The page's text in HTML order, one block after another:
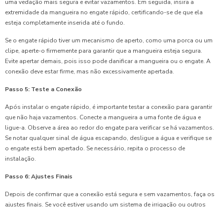
uma vedação mais segura e evitar vazamentos. Em seguida, insira a
extremidade da mangueira no engate rápido, certificando-se de que ela
esteja completamente inserida até o fundo.
Se o engate rápido tiver um mecanismo de aperto, como uma porca ou um
clipe, aperte-o firmemente para garantir que a mangueira esteja segura.
Evite apertar demais, pois isso pode danificar a mangueira ou o engate. A
conexão deve estar firme, mas não excessivamente apertada.
Passo 5: Teste a Conexão
Após instalar o engate rápido, é importante testar a conexão para garantir
que não haja vazamentos. Conecte a mangueira a uma fonte de água e
ligue-a. Observe a área ao redor do engate para verificar se há vazamentos.
Se notar qualquer sinal de água escapando, desligue a água e verifique se
o engate está bem apertado. Se necessário, repita o processo de
instalação.
Passo 6: Ajustes Finais
Depois de confirmar que a conexão está segura e sem vazamentos, faça os
ajustes finais. Se você estiver usando um sistema de irrigação ou outros